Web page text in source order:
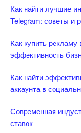
Как найти лучшие
Telegram: советы и
Как купить
эффективность
Как найти
аккаунта в
Современная
ставок